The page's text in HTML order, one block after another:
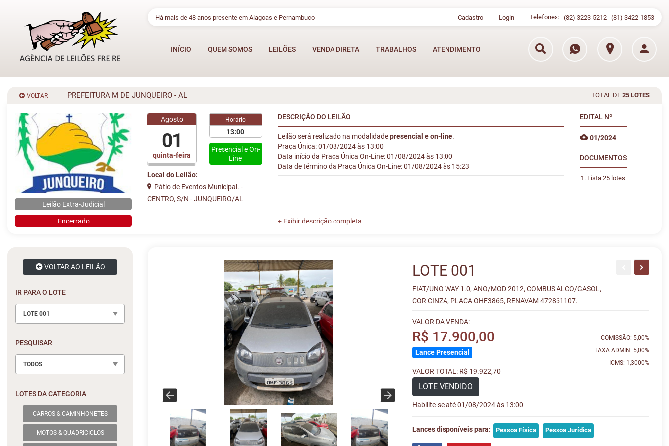
Há mais de 48 anos presente em Alagoas e Pernambuco Cadastro Login Telefones: (82) 3223-5212 (81) 3422-1853
INÍCIO QUEM SOMOS LEILÕES VENDA DIRETA TRABALHOS ATENDIMENTO
VOLTAR PREFEITURA M DE JUNQUEIRO - AL TOTAL DE 25 LOTES
Leilão Extra-Judicial
Encerrado
quinta-feira
Agosto
01
Horário
13:00
Presencial e On-
Line
Local do Leilão:
Pátio de Eventos Municipal. -
CENTRO, S/N - JUNQUEIRO/AL
DESCRIÇÃO DO LEILÃO
Leilão será realizado na modalidadepresencial e on-line.
Praça Única: 01/08/2024 às 13:00
Data início da Praça Única On-Line: 01/08/2024 às 13:00
Data de término da Praça Única On-Line: 01/08/2024 às 15:23
EDITAL Nº
01/2024
DOCUMENTOS
Lista 25 lotes
VOLTAR AO LEILÃO
IR PARA O LOTE
LOTE 001
PESQUISAR
TODOS
LOTES DA CATEGORIA
CARROS & CAMINHONETES
MOTOS & QUADRICICLOS
LOTE 001
FIAT/UNO WAY 1.0, ANO/MOD 2012, COMBUS ALCO/GASOL,
COR CINZA, PLACA OHF3865, RENAVAM 472861107.
VALOR DA VENDA:
R$ 17.900,00
Lance Presencial
VALOR TOTAL: R$ 19.922,70
LOTE VENDIDO
Habilite-se até 01/08/2024 às 13:00
COMISSÃO: 5,00%
TAXA ADMIN: 5,00%
ICMS: 1,3000%
Lances disponíveis para: Pessoa Física Pessoa Jurídica